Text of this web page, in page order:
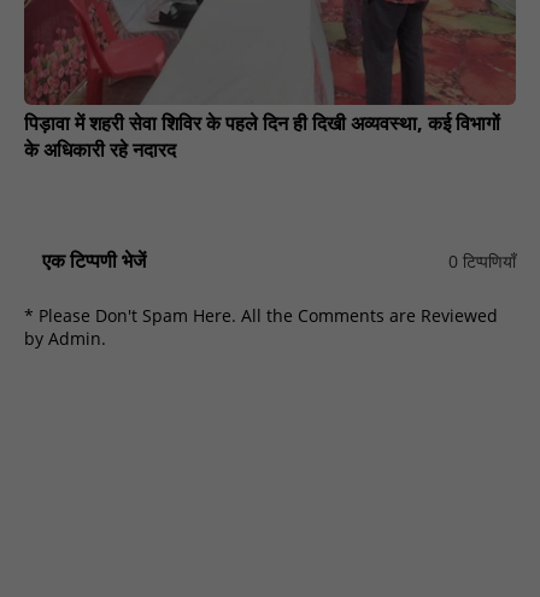
पिड़ावा में शहरी सेवा शिविर के पहले दिन ही दिखी अव्यवस्था, कई विभागों
के अधिकारी रहे नदारद
एक टिप्पणी भेजें 0 टिप्पणियाँ
* Please Don't Spam Here. All the Comments are Reviewed
by Admin.